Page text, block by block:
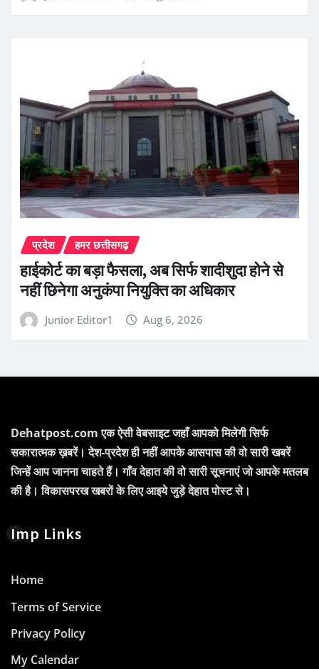
प्रदेश हमर छत्तीसगढ़
हाईकोर्ट का बड़ा फैसला, अब सिर्फ शादीशुदा होने से
नहीं छिनेगा अनुकंपा नियुक्ति का अधिकार
Junior Editor1 Aug 6, 2026
Dehatpost.com एक ऐसी वेबसाइट जहाँ आपको मिलेगी सिर्फ
सकारात्मक ख़बरें। देश-प्रदेश ही नहीं आपके आसपास की वो सारी खबरें
जिन्हें आप जानना चाहते हैं। गाँव देहात की वो सारी सूचनाएं जो आपके मतलब
की है। विकासपरख खबरों के लिए आइये जुड़े देहात पोस्ट से।
Imp Links
Home
Terms of Service
Privacy Policy
My Calendar